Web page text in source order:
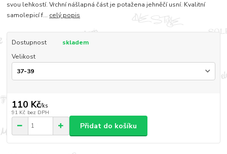
svou lehkostí. Vrchní nášlapná část je potažena jehněčí usní. Kvalitní
samolepicí f... celý popis
Dostupnost
skladem
Velikost
110 Kč/ks
91 Kč bez DPH
Přidat do košíku